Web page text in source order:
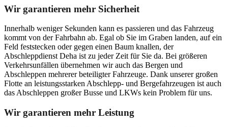
Wir garantieren mehr Sicherheit
Innerhalb weniger Sekunden kann es passieren und das Fahrzeug
kommt von der Fahrbahn ab. Egal ob Sie im Graben landen, auf ein
Feld feststecken oder gegen einen Baum knallen, der
Abschleppdienst Deha ist zu jeder Zeit für Sie da. Bei größeren
Verkehrsunfällen übernehmen wir auch das Bergen und
Abschleppen mehrerer beteiligter Fahrzeuge. Dank unserer großen
Flotte an leistungsstarken Abschlepp- und Bergefahrzeugen ist auch
das Abschleppen großer Busse und LKWs kein Problem für uns.
Wir garantieren mehr Leistung